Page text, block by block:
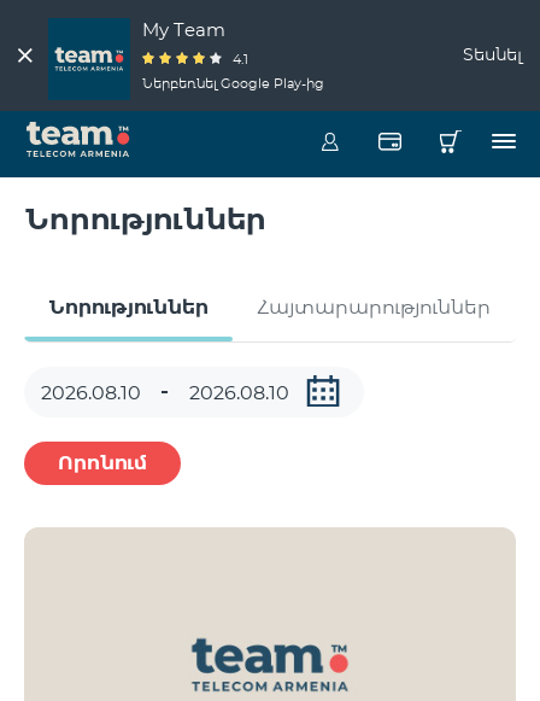
My Team
4.1
Ներբեռնել Google Play-ից
Տեսնել
Նորություններ
Նորություններ Հայտարարություններ
Որոնում